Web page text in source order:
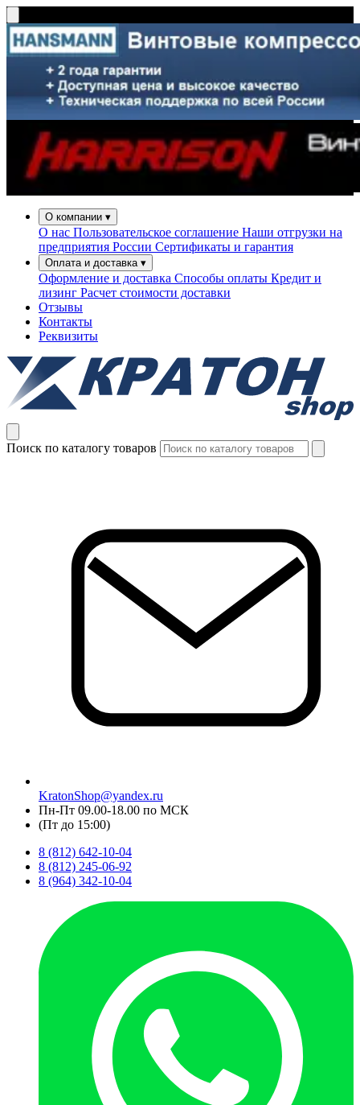
О компании ▾
О нас Пользовательское соглашение Наши отгрузки на
предприятия России Сертификаты и гарантия
Оплата и доставка ▾
Оформление и доставка Способы оплаты Кредит и
лизинг Расчет стоимости доставки
Отзывы
Контакты
Реквизиты
Поиск по каталогу товаров
KratonShop@yandex.ru
Пн-Пт 09.00-18.00 по МСК
(Пт до 15:00)
8 (812) 642-10-04
8 (812) 245-06-92
8 (964) 342-10-04